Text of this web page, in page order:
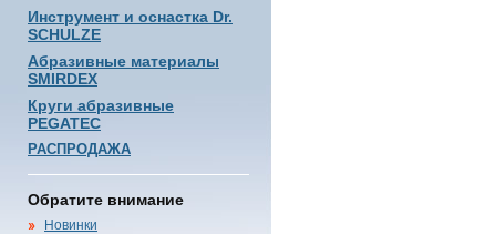
Инструмент и оснастка Dr.
SCHULZE
Абразивные материалы
SMIRDEX
Круги абразивные
PEGATEC
РАСПРОДАЖА
Обратите внимание
Новинки